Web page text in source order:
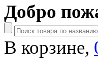
Добро
В корзине,